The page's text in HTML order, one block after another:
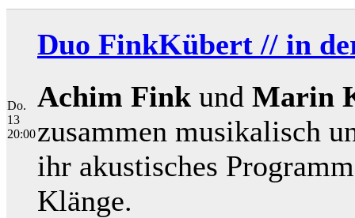
Do.
13
20:00
Duo FinkKübert // in
Achim Fink und Marin
zusammen musikalisch
ihr akustisches
Klänge.